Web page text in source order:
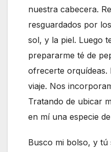
nuestra cabecera.
resguardados por
sol, y la piel. Luego
prepararme té de
ofrecerte orquídeas.
viaje. Nos
Tratando de ubicar
en mí una especie
Busco mi bolso, y tú